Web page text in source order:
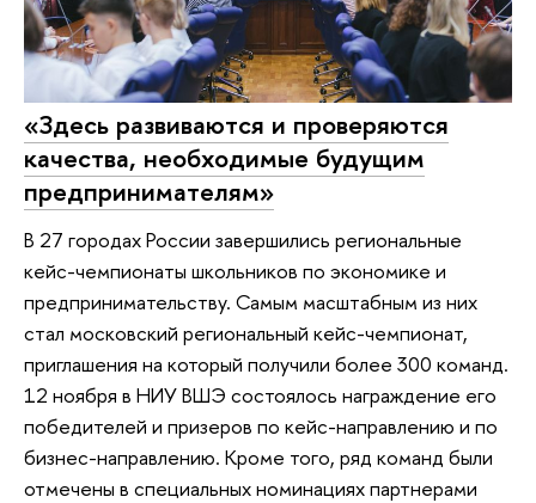
«Здесь развиваются и проверяются
качества, необходимые будущим
предпринимателям»
В 27 городах России завершились региональные
кейс-чемпионаты школьников по экономике и
предпринимательству. Самым масштабным из них
стал московский региональный кейс-чемпионат,
приглашения на который получили более 300 команд.
12 ноября в НИУ ВШЭ состоялось награждение его
победителей и призеров по кейс-направлению и по
бизнес-направлению. Кроме того, ряд команд были
отмечены в специальных номинациях партнерами